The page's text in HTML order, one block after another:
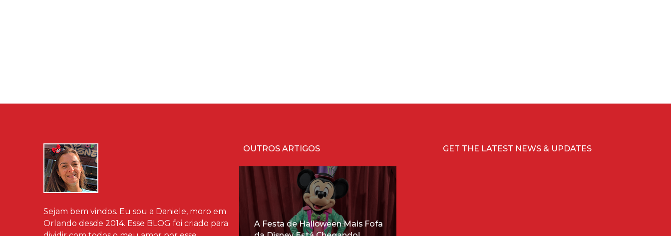
Sejam bem vindos. Eu sou a Daniele, moro em
Orlando desde 2014. Esse BLOG foi criado para
OUTROS ARTIGOS
A Festa de Halloween Mais Fofa
GET THE LATEST NEWS & UPDATES